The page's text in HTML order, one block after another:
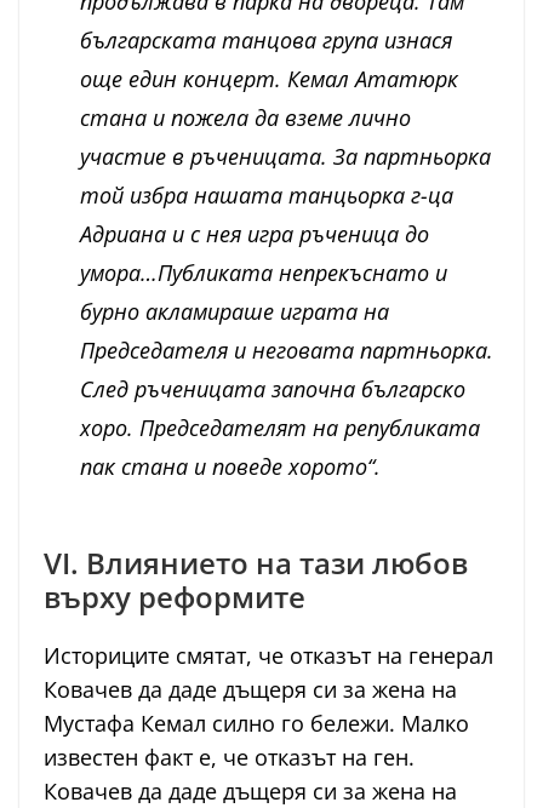
българската танцова група изнася
още един концерт. Кемал Ататюрк
стана и пожела да вземе лично
участие в ръченицата. За партньорка
той избра нашата танцьорка г-ца
Адриана и с нея игра ръченица до
умора…Публиката непрекъснато и
бурно акламираше играта на
Председателя и неговата партньорка.
След ръченицата започна българско
хоро. Председателят на републиката
пак стана и поведе хорото“.
VI. Влиянието на тази любов
върху реформите
Историците смятат, че отказът на генерал
Ковачев да даде дъщеря си за жена на
Мустафа Кемал силно го бележи. Малко
известен факт е, че отказът на ген.
Ковачев да даде дъщеря си за жена на